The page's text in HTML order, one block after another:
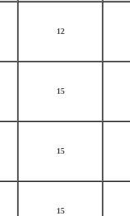
12
15
15
15